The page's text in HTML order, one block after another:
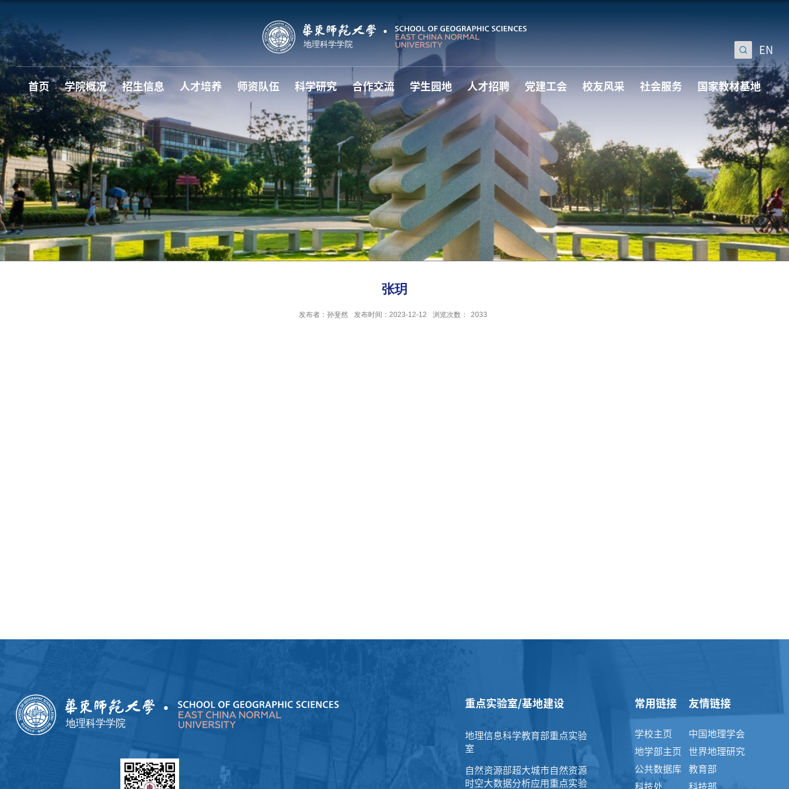
EN
首页 学院概况 招生信息 人才培养 师资队伍 科学研究 合作交流 学生园地 人才招聘 党建工会 校友风采 社会服务 国家教材基地
张玥
发布者：孙斐然 发布时间：2023-12-12 浏览次数： 2033
重点实验室/基地建设
地理信息科学教育部重点实验
室
自然资源部超大城市自然资源
时空大数据分析应用重点实验
常用链接
学校主页
地学部主页
公共数据库
科技处
友情链接
中国地理学会
世界地理研究
教育部
科技部